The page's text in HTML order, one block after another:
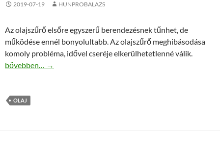
2019-07-19 HUNPROBALAZS
Az olajszűrő elsőre egyszerű berendezésnek tűnhet, de
működése ennél bonyolultabb. Az olajszűrő meghibásodása
komoly probléma, idővel cseréje elkerülhetetlenné válik.
Olajszűrő – ha új alkatrész szükséges
bővebben… →
OLAJ